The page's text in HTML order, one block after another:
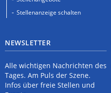
Stellenanzeige schalten
NEWSLETTER
Alle wichtigen Nachrichten des
Tages. Am Puls der Szene.
Infos über freie Stellen und